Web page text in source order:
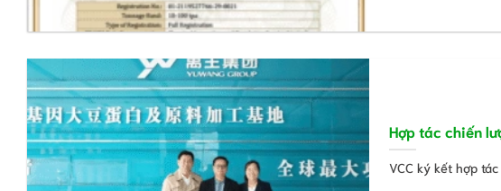
Hợp tác chiến
VCC ký kết hợp